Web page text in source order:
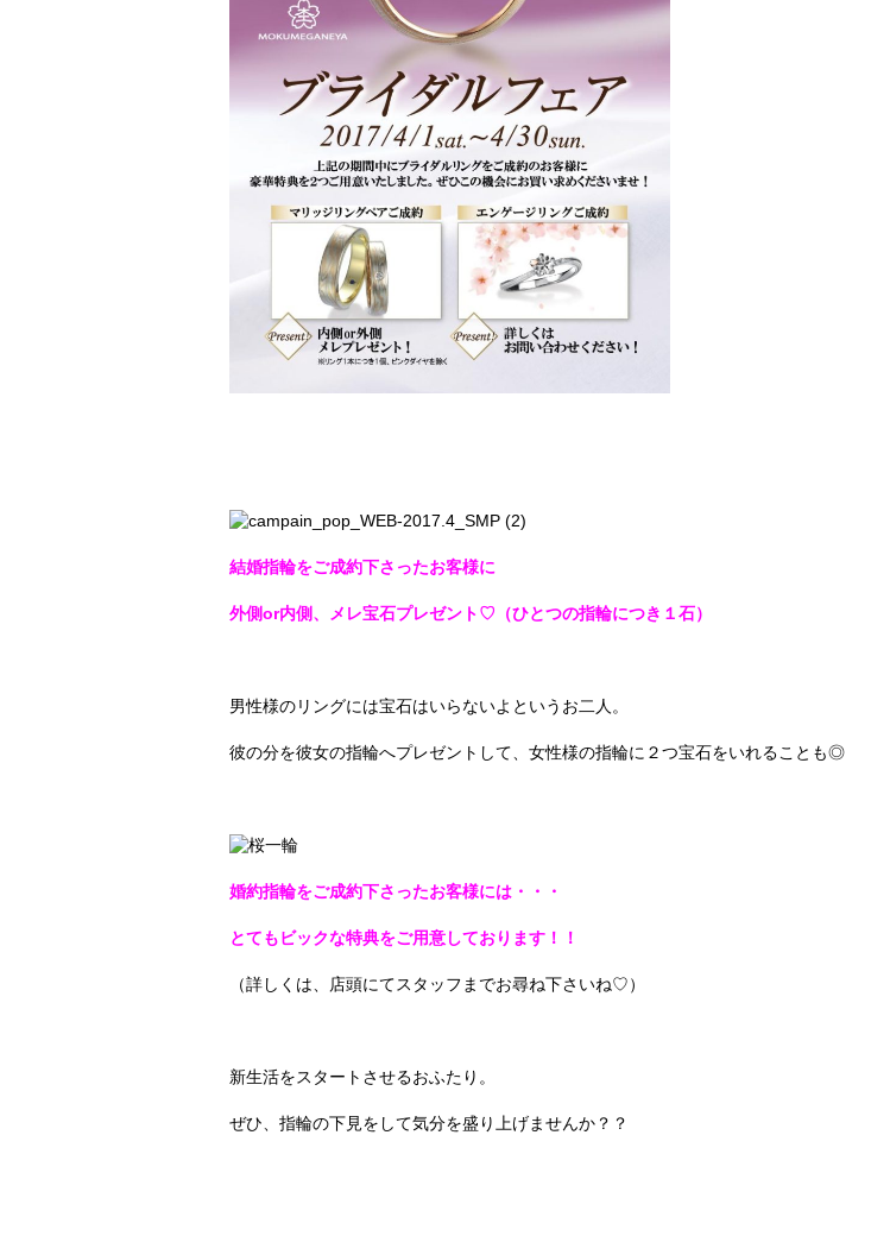
結婚指輪をご成約下さったお客様に
外側or内側、メレ宝石プレゼント♡（ひとつの指輪につき１石）
男性様のリングには宝石はいらないよというお二人。
彼の分を彼女の指輪へプレゼントして、女性様の指輪に２つ宝石をいれることも◎
婚約指輪をご成約下さったお客様には・・・
とてもビックな特典をご用意しております！！
（詳しくは、店頭にてスタッフまでお尋ね下さいね♡）
新生活をスタートさせるおふたり。
ぜひ、指輪の下見をして気分を盛り上げませんか？？